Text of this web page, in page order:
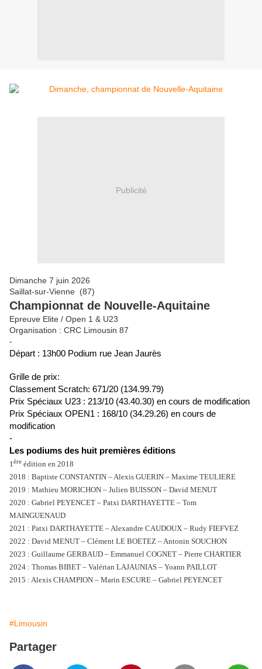
Publicité
Dimanche 7 juin 2026
Saillat-sur-Vienne (87)
Championnat de Nouvelle-Aquitaine
Epreuve Elite / Open 1 & U23
Organisation : CRC Limousin 87
-
Départ : 13h00 Podium rue Jean Jaurès
Grille de prix:
Classement Scratch: 671/20 (134.99.79)
Prix Spéciaux U23 : 213/10 (43.40.30) en cours de modification
Prix Spéciaux OPEN1 : 168/10 (34.29.26) en cours de
modification
-
Les podiums des huit premières éditions
1 ère édition en 2018
2018 : Baptiste CONSTANTIN – Alexis GUERIN – Maxime TEULIERE
2019 : Mathieu MORICHON – Julien BUISSON – David MENUT
2020 : Gabriel PEYENCET – Patxi DARTHAYETTE – Tom
MAINGUENAUD
2021 : Patxi DARTHAYETTE – Alexandre CAUDOUX – Rudy FIEFVEZ
2022 : David MENUT – Clément LE BOETEZ – Antonin SOUCHON
2023 : Guillaume GERBAUD – Emmanuel COGNET – Pierre CHARTIER
2024 : Thomas BIBET – Valérian LAJAUNIAS – Yoann PAILLOT
2015 : Alexis CHAMPION – Marin ESCURE – Gabriel PEYENCET
#Limousin
Partager